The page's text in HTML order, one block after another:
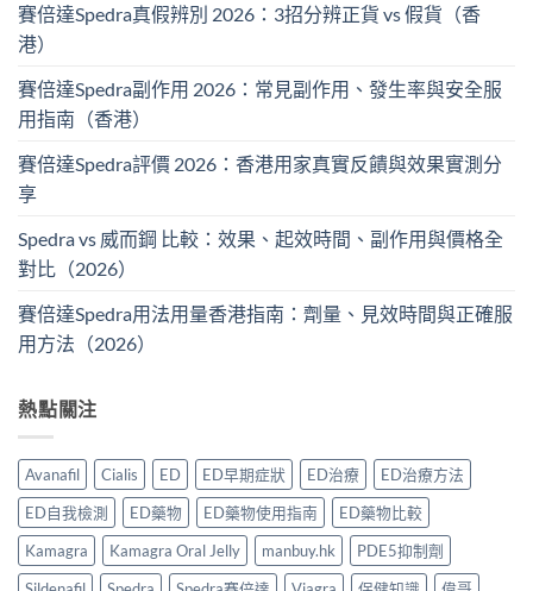
賽倍達Spedra真假辨別 2026：3招分辨正貨 vs 假貨（香
港）
賽倍達Spedra副作用 2026：常見副作用、發生率與安全服
用指南（香港）
賽倍達Spedra評價 2026：香港用家真實反饋與效果實測分
享
Spedra vs 威而鋼 比較：效果、起效時間、副作用與價格全
對比（2026）
賽倍達Spedra用法用量香港指南：劑量、見效時間與正確服
用方法（2026）
熱點關注
Avanafil Cialis ED ED早期症狀 ED治療
ED治療方法
ED自我檢測
ED藥物 ED藥物使用指南
ED藥物比較
Kamagra
Kamagra Oral Jelly manbuy.hk
PDE5抑制劑